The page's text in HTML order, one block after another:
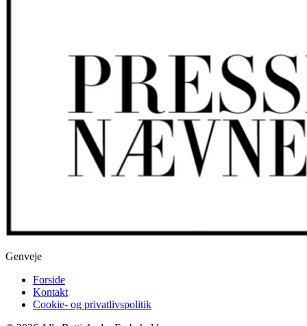
Genveje
Forside
Kontakt
Cookie- og privatlivspolitik